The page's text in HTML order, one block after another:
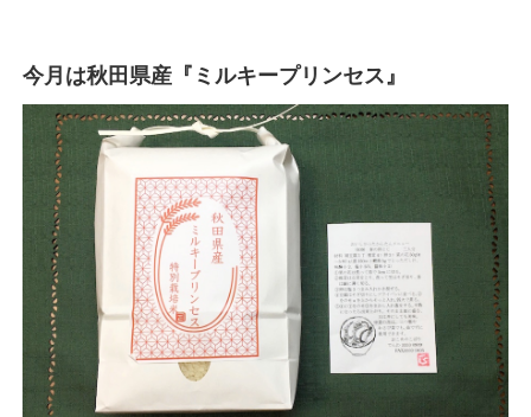
今月は秋田県産『ミルキープリンセス』